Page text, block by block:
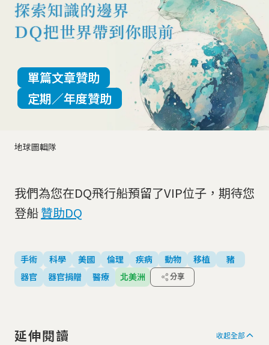
地球圖輯隊
單篇文章贊助
定期／年度贊助
我們為您在DQ飛行船預留了VIP位子，期待您
登船贊助DQ
手術 科學 美國 倫理 疾病 動物 移植
豬
器官
器官捐贈 醫療 北美洲 分享
延伸閱讀 收起全部